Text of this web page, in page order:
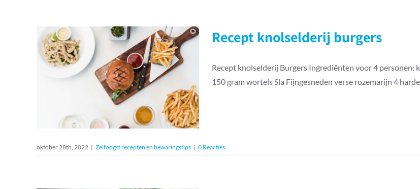
Recept knolselderij
burgers
Zelfoogst recepten en bewaringstips
Recept knolselderij burgers
Recept knolselderij Burgers Ingrediënten voor 4
150 gram wortels Sla Fijngesneden verse rozemarijn 4 harde
oktober 28th, 2022 | Zelfoogst recepten en bewaringstips | 0 Reacties